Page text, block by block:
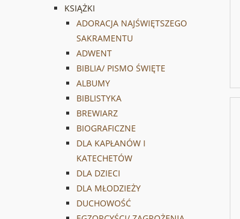
KSIĄŻKI
ADORACJA NAJŚWIĘTSZEGO
SAKRAMENTU
ADWENT
BIBLIA/ PISMO ŚWIĘTE
ALBUMY
BIBLISTYKA
BREWIARZ
BIOGRAFICZNE
DLA KAPŁANÓW I
KATECHETÓW
DLA DZIECI
DLA MŁODZIEŻY
DUCHOWOŚĆ